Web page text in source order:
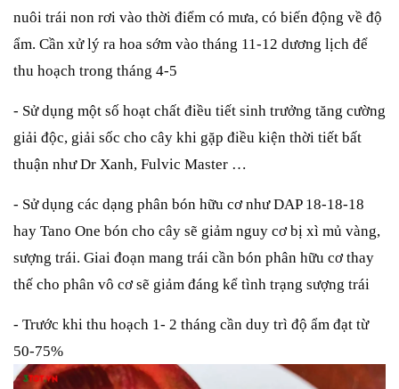
nuôi trái non rơi vào thời điểm có mưa, có biến động về độ
ẩm. Cần xử lý ra hoa sớm vào tháng 11-12 dương lịch để
thu hoạch trong tháng 4-5
- Sử dụng một số hoạt chất điều tiết sinh trưởng tăng cường
giải độc, giải sốc cho cây khi gặp điều kiện thời tiết bất
thuận như Dr Xanh, Fulvic Master …
- Sử dụng các dạng phân bón hữu cơ như DAP 18-18-18
hay Tano One bón cho cây sẽ giảm nguy cơ bị xì mủ vàng,
sượng trái. Giai đoạn mang trái cần bón phân hữu cơ thay
thế cho phân vô cơ sẽ giảm đáng kể tình trạng sượng trái
- Trước khi thu hoạch 1- 2 tháng cần duy trì độ ẩm đạt từ
50-75%